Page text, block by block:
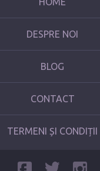
DESPRE NOI
BLOG
CONTACT
TERMENI ȘI CONDIȚII